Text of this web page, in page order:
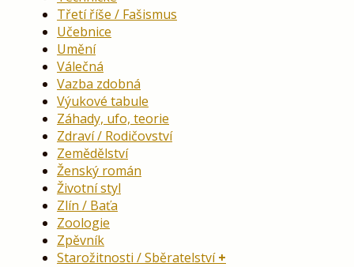
Třetí říše / Fašismus
Učebnice
Umění
Válečná
Vazba zdobná
Výukové tabule
Záhady, ufo, teorie
Zdraví / Rodičovství
Zemědělství
Ženský román
Životní styl
Zlín / Baťa
Zoologie
Zpěvník
Starožitnosti / Sběratelství